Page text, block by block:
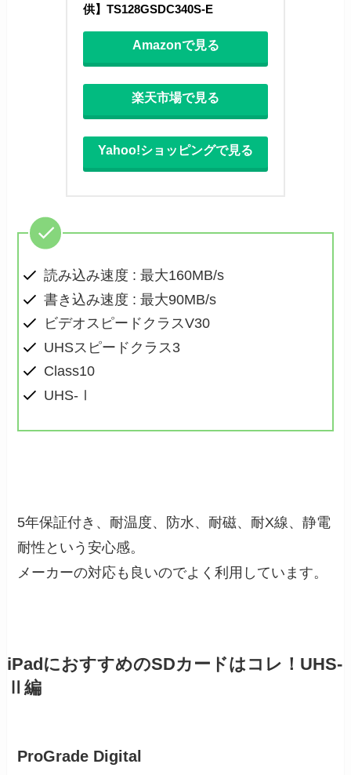
供】TS128GSDC340S-E
Amazonで見る
楽天市場で見る
Yahoo!ショッピングで見る
読み込み速度 : 最大160MB/s
書き込み速度 : 最大90MB/s
ビデオスピードクラスV30
UHSスピードクラス3
Class10
UHS-Ⅰ
5年保証付き、耐温度、防水、耐磁、耐X線、静電
耐性という安心感。
メーカーの対応も良いのでよく利用しています。
iPadにおすすめのSDカードはコレ！UHS-
Ⅱ編
ProGrade Digital